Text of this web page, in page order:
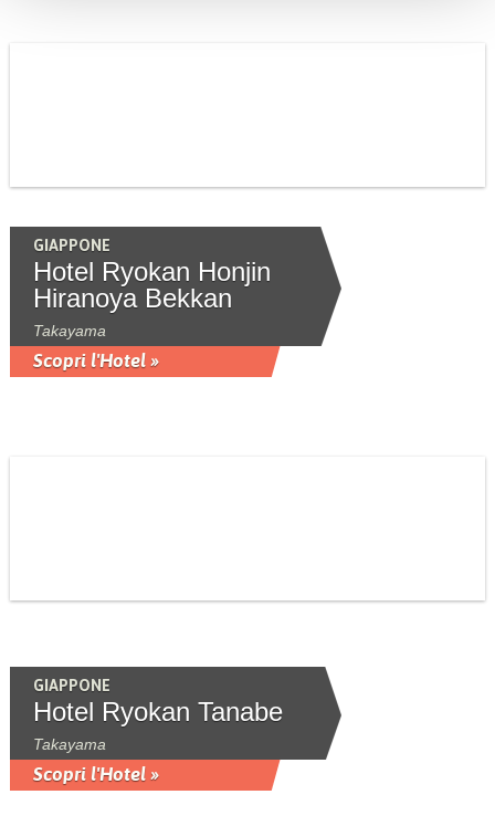
GIAPPONE
Hotel Ryokan Honjin
Hiranoya Bekkan
Takayama
Scopri l'Hotel »
GIAPPONE
Hotel Ryokan Tanabe
Takayama
Scopri l'Hotel »